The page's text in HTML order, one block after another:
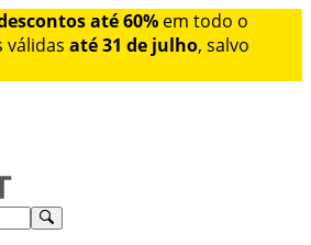
até 60% em todo o
válidas até 31 de julho, salvo